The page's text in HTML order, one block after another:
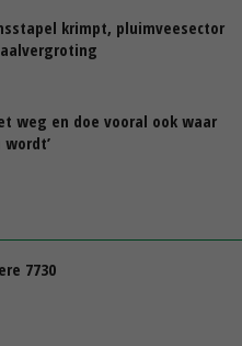
krimpt, pluimveesector
weg en doe vooral ook waar
7730